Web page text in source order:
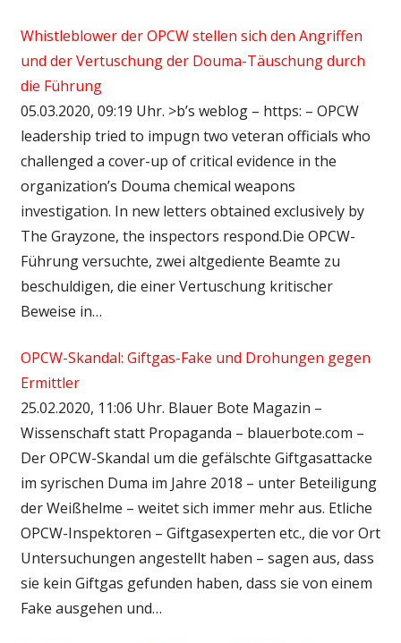
Whistleblower der OPCW stellen sich den Angriffen
und der Vertuschung der Douma-Täuschung durch
die Führung
05.03.2020, 09:19 Uhr. >b’s weblog – https: – OPCW
leadership tried to impugn two veteran officials who
challenged a cover-up of critical evidence in the
organization’s Douma chemical weapons
investigation. In new letters obtained exclusively by
The Grayzone, the inspectors respond.Die OPCW-
Führung versuchte, zwei altgediente Beamte zu
beschuldigen, die einer Vertuschung kritischer
Beweise in…
OPCW-Skandal: Giftgas-Fake und Drohungen gegen
Ermittler
25.02.2020, 11:06 Uhr. Blauer Bote Magazin –
Wissenschaft statt Propaganda – blauerbote.com –
Der OPCW-Skandal um die gefälschte Giftgasattacke
im syrischen Duma im Jahre 2018 – unter Beteiligung
der Weißhelme – weitet sich immer mehr aus. Etliche
OPCW-Inspektoren – Giftgasexperten etc., die vor Ort
Untersuchungen angestellt haben – sagen aus, dass
sie kein Giftgas gefunden haben, dass sie von einem
Fake ausgehen und…